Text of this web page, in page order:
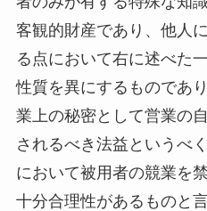
客観的財産であり、他人
る点において右に述べた
性質を異にするものであ
業上の秘密として営業の
されるべき法益というべ
において被用者の競業を
十分合理性があるものと